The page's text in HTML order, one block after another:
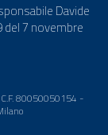
Davide
del 7 novembre
80050050154 -